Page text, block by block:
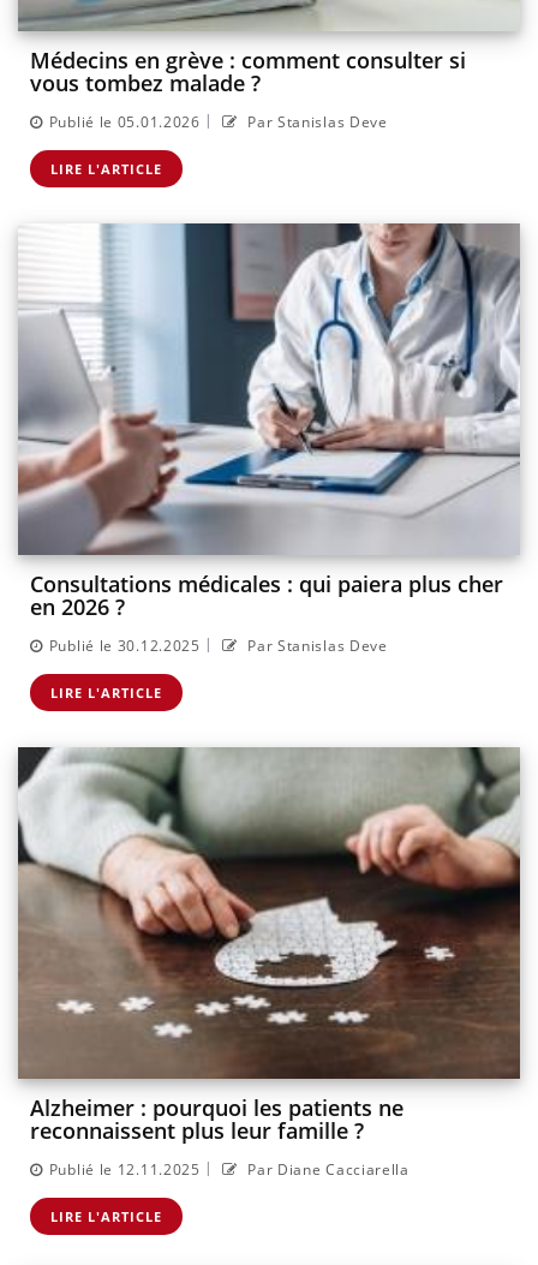
Médecins en grève : comment consulter si
vous tombez malade ?
Publié le 05.01.2026 | Par Stanislas Deve
LIRE L'ARTICLE
Consultations médicales : qui paiera plus cher
en 2026 ?
Publié le 30.12.2025 | Par Stanislas Deve
LIRE L'ARTICLE
Alzheimer : pourquoi les patients ne
reconnaissent plus leur famille ?
Publié le 12.11.2025 | Par Diane Cacciarella
LIRE L'ARTICLE